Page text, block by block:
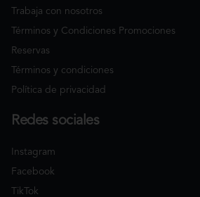
Trabaja con nosotros
Términos y Condiciones Promociones
Reservas
Términos y condiciones
Política de privacidad
Redes sociales
Instagram
Facebook
TikTok